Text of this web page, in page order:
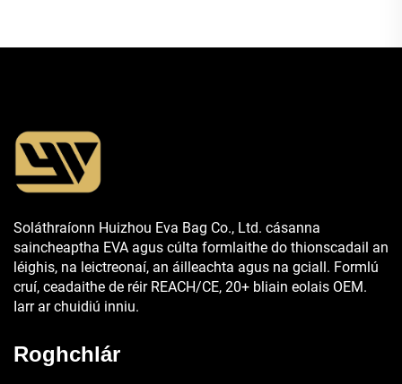
Soláthraíonn Huizhou Eva Bag Co., Ltd. cásanna
saincheaptha EVA agus cúlta formlaithe do thionscadail an
léighis, na leictreonaí, an áilleachta agus na gciall. Formlú
cruí, ceadaithe de réir REACH/CE, 20+ bliain eolais OEM.
Iarr ar chuidiú inniu.
Roghchlár